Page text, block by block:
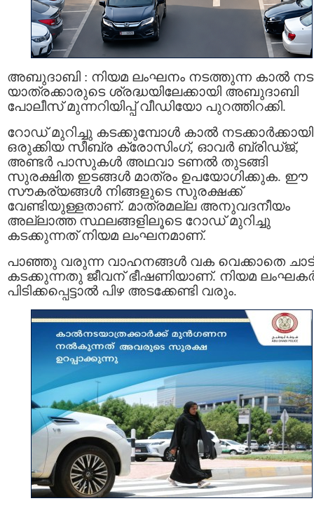
അബുദാബി : നിയമ ലംഘനം നടത്തുന്ന കാൽ നട
യാത്രക്കാരുടെ ശ്രദ്ധയിലേക്കായി അബുദാബി
പോലീസ് മുന്നറിയിപ്പ് വീഡിയോ പുറത്തിറക്കി.
റോഡ് മുറിച്ചു കടക്കുമ്പോൾ കാൽ നടക്കാർക്കായി
ഒരുക്കിയ സീബ്ര ക്രോസിംഗ്, ഓവർ ബ്രിഡ്ജ്,
അണ്ടർ പാസുകൾ അഥവാ ടണൽ തുടങ്ങി
സുരക്ഷിത ഇടങ്ങൾ മാത്രം ഉപയോഗിക്കുക. ഈ
സൗകര്യങ്ങൾ നിങ്ങളുടെ സുരക്ഷക്ക്
വേണ്ടിയുള്ളതാണ്. മാത്രമല്ല അനുവദനീയം
അല്ലാത്ത സ്ഥലങ്ങളിലൂടെ റോഡ് മുറിച്ചു
കടക്കുന്നത് നിയമ ലംഘനമാണ്.
പാഞ്ഞു വരുന്ന വാഹനങ്ങൾ വക വെക്കാതെ
കടക്കുന്നതു ജീവന് ഭീഷണിയാണ്. നിയമ
പിടിക്കപ്പെട്ടാൽ പിഴ അടക്കേണ്ടി വരും.